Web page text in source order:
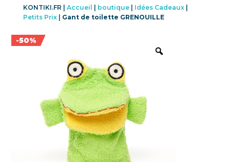
KONTIKI.FR | Accueil boutique| Idées Cadeaux|
Petits Prix| Gant de toilette GRENOUILLE
-50%